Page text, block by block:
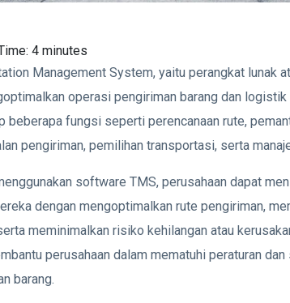
4 minutes
Management System, yaitu perangkat lunak
operasi pengiriman barang dan
beberapa fungsi seperti perencanaan rute,
pengiriman, pemilihan transportasi, serta
software TMS, perusahaan dapat
dengan mengoptimalkan rute pengiriman,
meminimalkan risiko kehilangan atau
perusahaan dalam mematuhi peraturan
barang.